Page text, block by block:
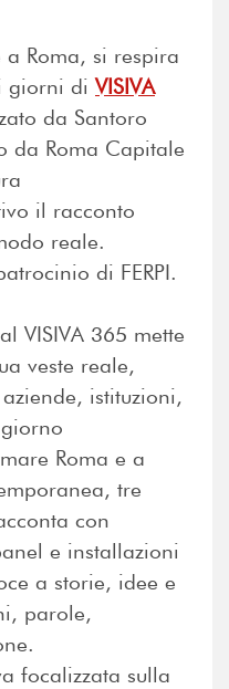
Roma, si respira
giorni diVISIVA
da Santoro
da Roma Capitale
il racconto
reale.
di FERPI.
VISIVA 365 mette
veste reale,
istituzioni,
Roma e a
tre
con
e installazioni
a storie, idee e
parole,
focalizzata sulla